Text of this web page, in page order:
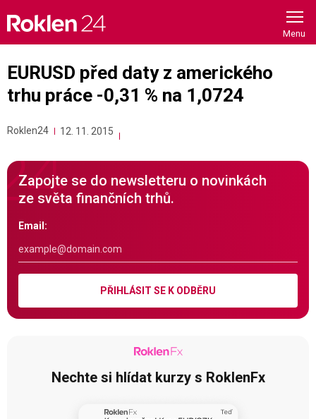
content
EURUSD před daty z amerického
trhu práce -0,31 % na 1,0724
Roklen24 12. 11. 2015
Zapojte se do newsletteru o novinkách
ze světa finančních trhů.
Email:
PŘIHLÁSIT SE K ODBĚRU
Nechte si hlídat kurzy s RoklenFx